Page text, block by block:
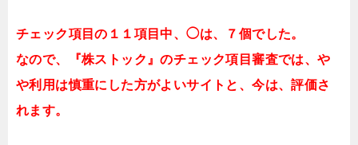
チェック項目の１１項目中、◯は、７個でした。
なので、『株ストック 』のチェック項目審査では、や
や利用は慎重にした方がよいサイトと、今は、評価さ
れます。